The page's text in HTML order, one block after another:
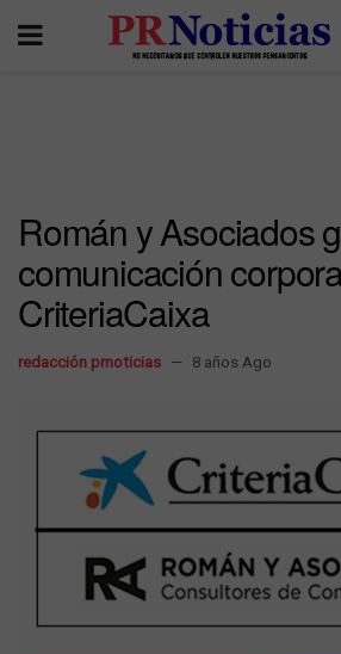
Román y Asociados
comunicación
CriteriaCaixa
redacción prnoticias 8 años Ago